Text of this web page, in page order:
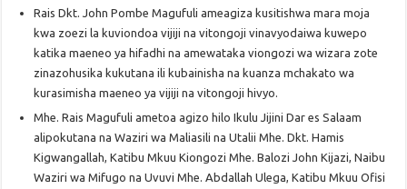
Rais Dkt. John Pombe Magufuli ameagiza kusitishwa mara moja
kwa zoezi la kuviondoa vijiji na vitongoji vinavyodaiwa kuwepo
katika maeneo ya hifadhi na amewataka viongozi wa wizara zote
zinazohusika kukutana ili kubainisha na kuanza mchakato wa
kurasimisha maeneo ya vijiji na vitongoji hivyo.
Mhe. Rais Magufuli ametoa agizo hilo Ikulu Jijini Dar es Salaam
alipokutana na Waziri wa Maliasili na Utalii Mhe. Dkt. Hamis
Kigwangallah, Katibu Mkuu Kiongozi Mhe. Balozi John Kijazi, Naibu
Waziri wa Mifugo na Uvuvi Mhe. Abdallah Ulega, Katibu Mkuu Ofisi